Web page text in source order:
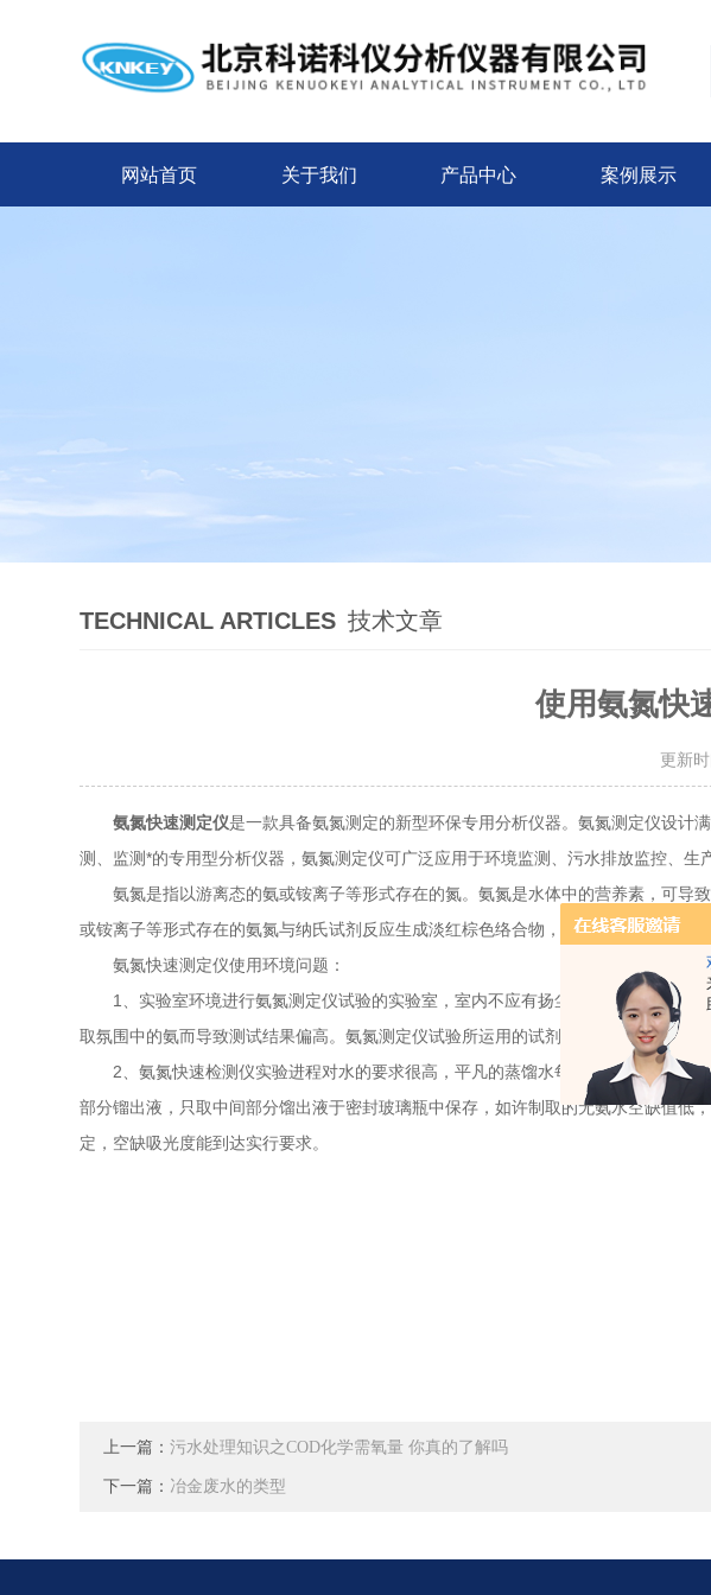
网站首页 关于我们 产品中心 案例展示
TECHNICAL ARTICLES 技术文章
使用氨氮快
更新时
氨氮快速测定仪是一款具备氨氮测定的新型环保专用分析仪器。氨氮测定仪设计
测、监测*的专用型分析仪器，氨氮测定仪可广泛应用于环境监测、污水排放监控、生
氨氮是指以游离态的氨或铵离子等形式存在的氮。氨氮是水体中的营养素，可导
或铵离子等形式存在的氨氮与纳氏试剂反应生成淡红棕色络合物，该络合物的吸光度
氨氮快速测定仪使用环境问题：
1、实验室环境进行氨氮测定仪试验的实验室，室内不应有扬尘，铵盐类化合物，
取氛围中的氨而导致测试结果偏高。氨氮测定仪试验所运用的试剂、玻璃器皿等实行
2、氨氮快速检测仪实验进程对水的要求很高，平凡的蒸馏水每每达不到实行要求
部分镏出液，只取中间部分馏出液于密封玻璃瓶中保存，如许制取的无氨水空缺值低
定，空缺吸光度能到达实行要求。
上一篇：污水处理知识之COD化学需氧量 你真的了解吗
下一篇： 冶金废水的类型